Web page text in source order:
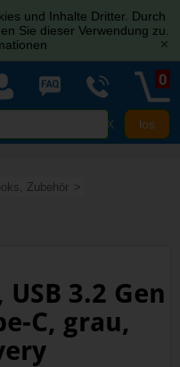
und Inhalte Dritter. Durch
Sie dieser Verwendung zu.
[x]
X
0
Zubehör
USB 3.2 Gen
C, grau,